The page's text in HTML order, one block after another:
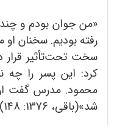
«من جوان بودم و
رفته بودیم. سخنان
سخت تحت‌تأثیر قرار
کرد: این پسر را چه
محمود. مدرس گفت
شد»(باقی، 1376: 148)